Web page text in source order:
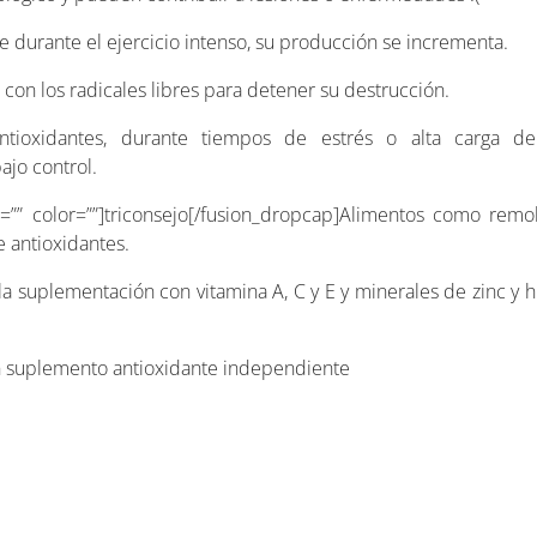
durante el ejercicio intenso, su producción se incrementa.
los radicales libres para detener su destrucción.
durante tiempos de estrés o alta carga
control.
color=””]triconsejo[/fusion_dropcap]Alimentos como
antioxidantes.
con vitamina A, C y E y minerales de zinc y
suplemento antioxidante independiente